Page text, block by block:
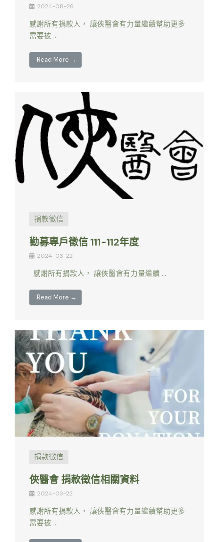
2024-08-26
感謝所有捐款人， 讓俠醫會有力量繼續幫助更多
需要被 …
Read More →
捐款徵信
勸募專戶徵信 111-112年度
2024-03-22
感謝所有捐款人， 讓俠醫會有力量繼續 …
Read More →
捐款徵信
俠醫會 捐款徵信相關資料
2024-03-22
感謝所有捐款人， 讓俠醫會有力量繼續幫助更多
需要被 …